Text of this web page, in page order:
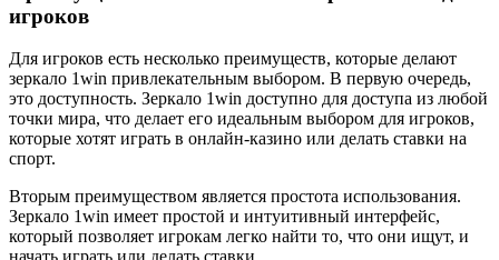
игроков
Для игроков есть несколько преимуществ, которые делают
зеркало 1win привлекательным выбором. В первую очередь,
это доступность. Зеркало 1win доступно для доступа из любой
точки мира, что делает его идеальным выбором для игроков,
которые хотят играть в онлайн-казино или делать ставки на
спорт.
Вторым преимуществом является простота использования.
Зеркало 1win имеет простой и интуитивный интерфейс,
который позволяет игрокам легко найти то, что они ищут, и